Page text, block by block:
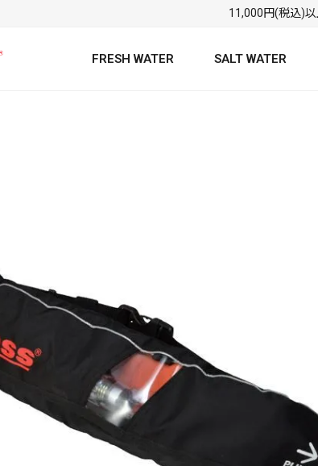
11,000円(税込)
FRESH WATER SALT WATER
カテゴリ
PREMIUM オンライン限定
OUTDOOR